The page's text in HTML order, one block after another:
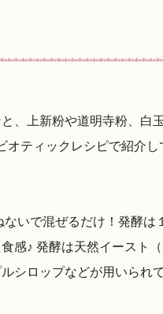
、上新粉や道明寺粉、白
ティックレシピで紹介
いで混ぜるだけ！発酵は
感♪ 発酵は天然イースト
シロップなどが用いられて